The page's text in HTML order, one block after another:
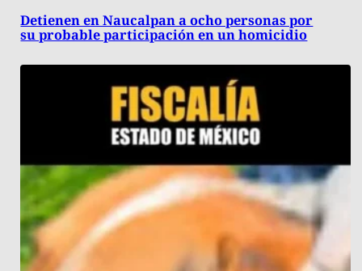
Detienen en Naucalpan a ocho personas por
su probable participación en un homicidio